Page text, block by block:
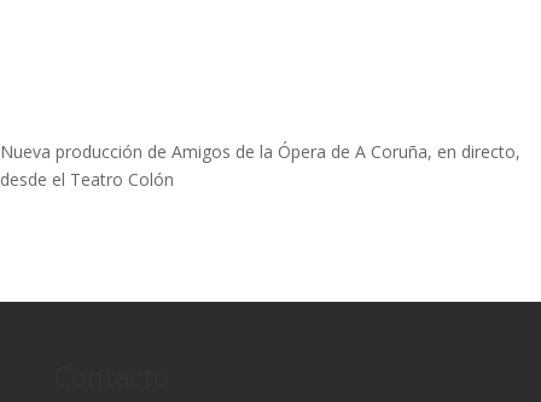
Nueva producción de Amigos de la Ópera de A Coruña, en directo,
desde el Teatro Colón